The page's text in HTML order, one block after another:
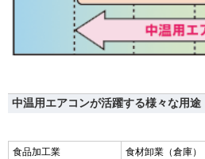
中温用エアコンが活躍する様々な用途
食品加工業 食材卸業（倉庫）